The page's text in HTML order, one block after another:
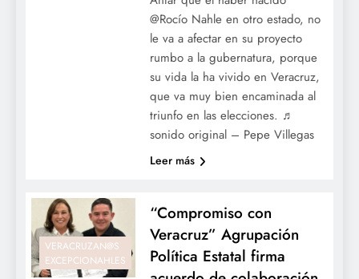
@Rocío Nahle en otro estado, no
le va a afectar en su proyecto
rumbo a la gubernatura, porque
su vida la ha vivido en Veracruz,
que va muy bien encaminada al
triunfo en las elecciones. ♬
sonido original – Pepe Villegas
Leer más
VERACRUZAN@S
EXCEPCIONAHLES
“Compromiso con
Veracruz” Agrupación
Política Estatal firma